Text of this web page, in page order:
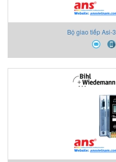
Bộ giao tiếp Asi-